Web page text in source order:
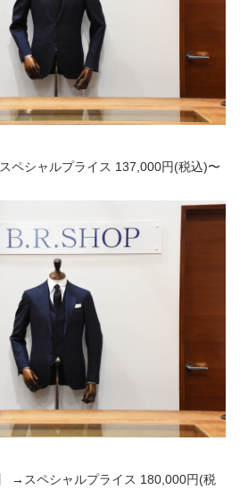
ペシャルプライス 137,000円(税込)⁣⁣〜
→スペシャルプライス 180,000円(税